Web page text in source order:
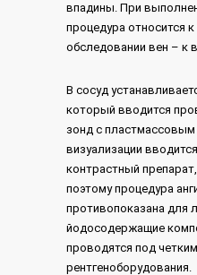
впадины. При
процедура относится
обследовании вен – к
В сосуд
который вводится
зонд с
визуализации
контрастный
поэтому процедура
противопоказана для
йодосодержащие
проводятся под
рентгеноборудования.